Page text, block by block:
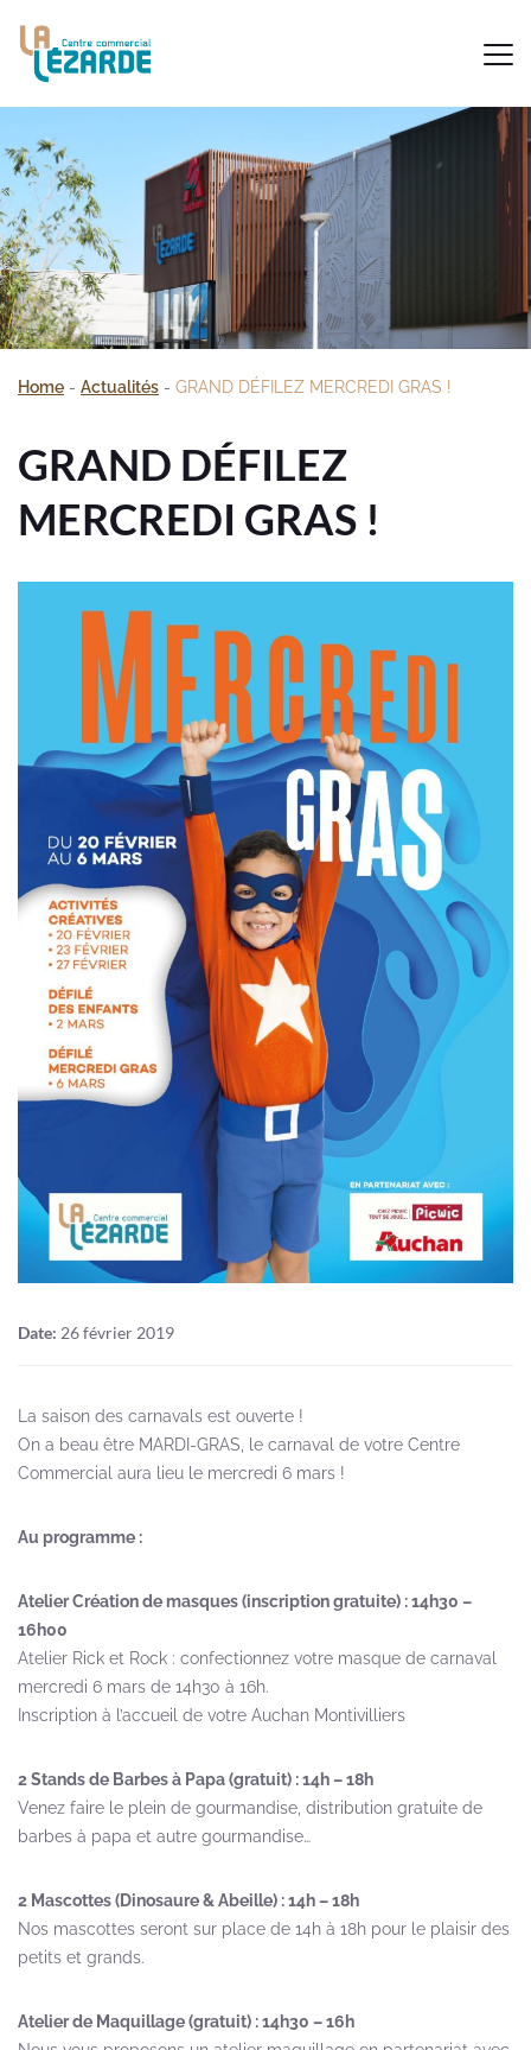
Home - Actualités - GRAND DÉFILEZ MERCREDI GRAS !
GRAND DÉFILEZ
MERCREDI GRAS !
Date: 26 février 2019
La saison des carnavals est ouverte !
On a beau être MARDI-GRAS, le carnaval de votre Centre
Commercial aura lieu le mercredi 6 mars !
Au programme :
Atelier Création de masques (inscription gratuite) : 14h30 –
16h00
Atelier Rick et Rock : confectionnez votre masque de carnaval
mercredi 6 mars de 14h30 à 16h.
Inscription à l’accueil de votre Auchan Montivilliers
2 Stands de Barbes à Papa (gratuit) : 14h – 18h
Venez faire le plein de gourmandise, distribution gratuite de
barbes à papa et autre gourmandise…
2 Mascottes (Dinosaure & Abeille) : 14h – 18h
Nos mascottes seront sur place de 14h à 18h pour le plaisir des
petits et grands.
Atelier de Maquillage (gratuit) : 14h30 – 16h